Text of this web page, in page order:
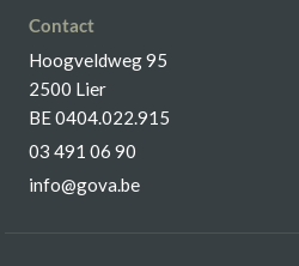
Contact
Hoogveldweg 95
2500 Lier
BE 0404.022.915
03 491 06 90
info@gova.be